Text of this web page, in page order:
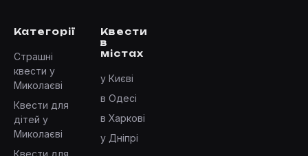
Категорії
Страшні
квести у
Миколаєві
Квести для
дітей у
Миколаєві
Квести для
Квести
в
містах
у Києві
в Одесі
в Харкові
у Дніпрі